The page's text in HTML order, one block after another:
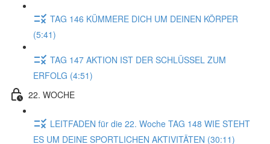
TAG 146 KÜMMERE DICH UM DEINEN KÖRPER
(5:41)
TAG 147 AKTION IST DER SCHLÜSSEL ZUM
ERFOLG (4:51)
22. WOCHE
LEITFADEN für die 22. Woche TAG 148 WIE STEHT
ES UM DEINE SPORTLICHEN AKTIVITÄTEN (30:11)